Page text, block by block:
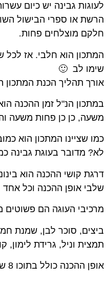
לעוגות גבינה יש כיום
הרשת או ספרי הבישול
חלקם מוצלחים פחות.
המתכון הוא חלבי. אז לכל
שימו לב 🙂
אורך תהליך הכנת
במתכון הנ"ל זמן ההכנה
משעה, כן כן פחות משעה
כמו שציינו המתכון הוא
לא? מדובר בעוגת גבינה
דרגת קושי ההכנה הוא
שלבי אופן ההכנה וכל אחד
מרכיבי העוגה הם פשוטים
תמצית וניל, גרידת לימון,
אופן ההכנה כולל בתוכו 8 שלבים בלבד.